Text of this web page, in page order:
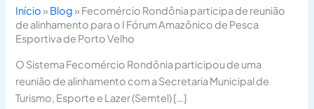
Início» Blog» Fecomércio Rondônia participa de reunião
de alinhamento para o I Fórum Amazônico de Pesca
Esportiva de Porto Velho
O Sistema Fecomércio Rondônia participou de uma
reunião de alinhamento com a Secretaria Municipal de
Turismo, Esporte e Lazer (Semtel) […]